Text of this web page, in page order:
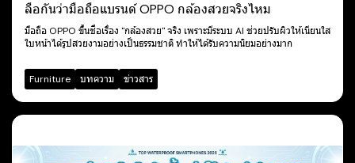
ลือกันว่ามือถือแบรนด์ OPPO กล้องสวยจริงไหม
มือถือ OPPO ขึ้นชื่อเรื่อง "กล้องสวย" จริง เพราะมีระบบ AI ช่วยปรับผิวให้เนียนใส
ใบหน้าได้รูปสวยงามอย่างเป็นธรรมชาติ ทำให้ได้รับความนิยมอย่างมาก
Furniture บทความ ข่าวสาร